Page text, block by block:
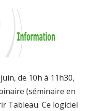
de 10h à 11h30,
(séminaire en
Tableau. Ce logiciel